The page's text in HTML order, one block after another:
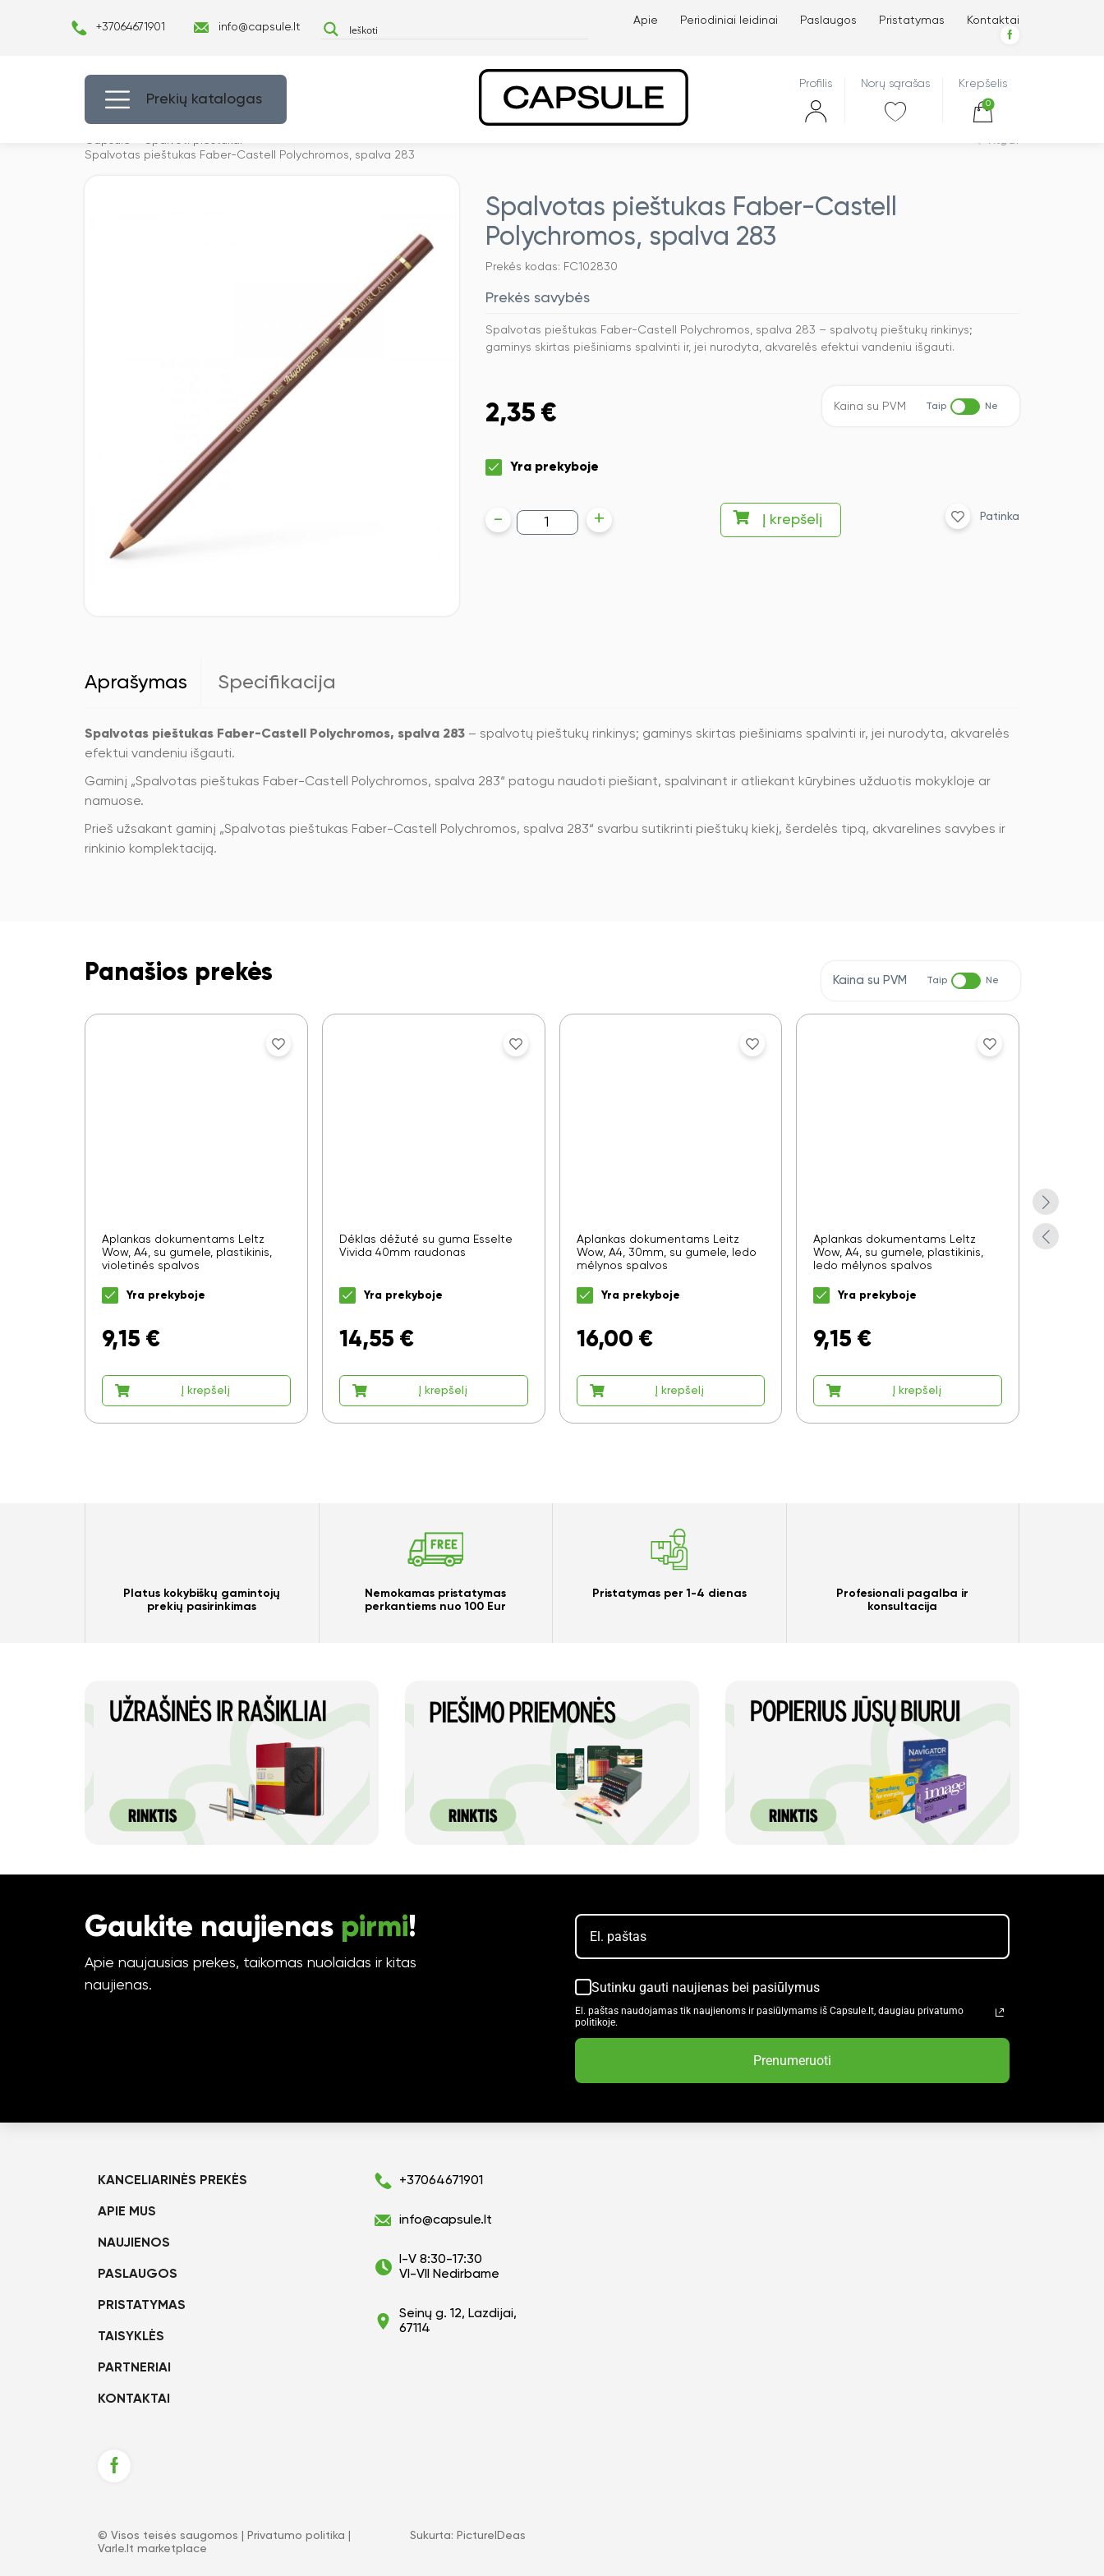
+37064671901 info@capsule.lt
Apie Periodiniai leidinai Paslaugos Pristatymas Kontaktai
Prekių katalogas
Profilis Norų sąrašas Krepšelis
0
Capsulė Spalvoti pieštukai
Spalvotas pieštukas Faber-Castell Polychromos, spalva 283
Atgal
Spalvotas pieštukas Faber-Castell
Polychromos, spalva 283
Prekės kodas: FC102830
Prekės savybės
Spalvotas pieštukas Faber-Castell Polychromos, spalva 283 – spalvotų pieštukų rinkinys;
gaminys skirtas piešiniams spalvinti ir, jei nurodyta, akvarelės efektui vandeniu išgauti.
2,35 € Kaina su PVM Taip Ne
Yra prekyboje
produkto
kiekis:
Spalvotas
- + Į krepšelį Patinka
Aprašymas Specifikacija
Spalvotas pieštukas Faber-Castell Polychromos, spalva 283 – spalvotų pieštukų rinkinys; gaminys skirtas piešiniams spalvinti ir, jei nurodyta, akvarelės
efektui vandeniu išgauti.
Gaminį „Spalvotas pieštukas Faber-Castell Polychromos, spalva 283“ patogu naudoti piešiant, spalvinant ir atliekant kūrybines užduotis mokykloje ar
namuose.
Prieš užsakant gaminį „Spalvotas pieštukas Faber-Castell Polychromos, spalva 283“ svarbu sutikrinti pieštukų kiekį, šerdelės tipą, akvarelines savybes ir
rinkinio komplektaciją.
Panašios prekės Kaina su PVM Taip Ne
Aplankas dokumentams LeItz
Wow, A4, su gumele, plastikinis,
violetinės spalvos
Yra prekyboje
9,15 €
Į krepšelį
Dėklas dėžutė su guma Esselte
Vivida 40mm raudonas
Yra prekyboje
14,55 €
Į krepšelį
Aplankas dokumentams Leitz
Wow, A4, 30mm, su gumele, ledo
mėlynos spalvos
Yra prekyboje
16,00 €
Į krepšelį
Aplankas dokumentams LeItz
Wow, A4, su gumele, plastikinis,
ledo mėlynos spalvos
Yra prekyboje
9,15 €
Į krepšelį
Platus kokybiškų gamintojų
prekių pasirinkimas
Nemokamas pristatymas
perkantiems nuo 100 Eur
Pristatymas per 1-4 dienas
Profesionali pagalba ir
konsultacija
Gaukite naujienas pirmi!
Apie naujausias prekes, taikomas nuolaidas ir kitas
naujienas.
Sutinku gauti naujienas bei pasiūlymus
El. paštas naudojamas tik naujienoms ir pasiūlymams iš Capsule.lt, daugiau privatumo
politikoje.
Prenumeruoti
KANCELIARINĖS PREKĖS
APIE MUS
NAUJIENOS
PASLAUGOS
PRISTATYMAS
TAISYKLĖS
PARTNERIAI
KONTAKTAI
+37064671901
info@capsule.lt
I-V 8:30-17:30
VI-VII Nedirbame
Seinų g. 12, Lazdijai,
67114
© Visos teisės saugomos | Privatumo politika
Varle.lt marketplace
Sukurta: PictureIDeas
Ar norite sutaupyti 10%
nuo savo užsakymo?